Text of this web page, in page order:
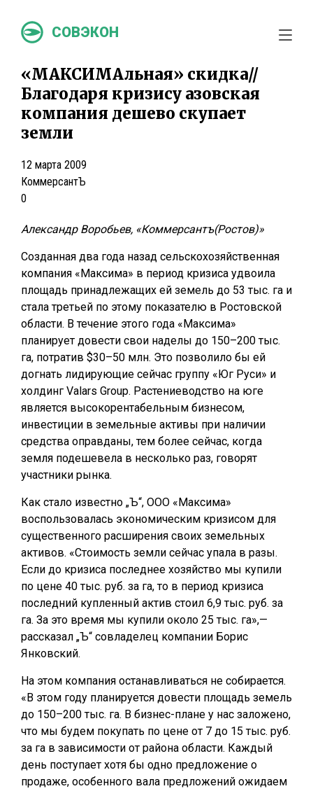
СОВЭКОН
«МАКСИМАльная» скидка//
Благодаря кризису азовская
компания дешево скупает
земли
12 марта 2009
КоммерсантЪ
0
Александр Воробьев, «Коммерсантъ(Ростов)»
Созданная два года назад сельскохозяйственная
компания «Максима» в период кризиса удвоила
площадь принадлежащих ей земель до 53 тыс. га и
стала третьей по этому показателю в Ростовской
области. В течение этого года «Максима»
планирует довести свои наделы до 150–200 тыс.
га, потратив $30–50 млн. Это позволило бы ей
догнать лидирующие сейчас группу «Юг Руси» и
холдинг Valars Group. Растениеводство на юге
является высокорентабельным бизнесом,
инвестиции в земельные активы при наличии
средства оправданы, тем более сейчас, когда
земля подешевела в несколько раз, говорят
участники рынка.
Как стало известно „Ъ“, ООО «Максима»
воспользовалась экономическим кризисом для
существенного расширения своих земельных
активов. «Стоимость земли сейчас упала в разы.
Если до кризиса последнее хозяйство мы купили
по цене 40 тыс. руб. за га, то в период кризиса
последний купленный актив стоил 6,9 тыс. руб. за
га. За это время мы купили около 25 тыс. га»,—
рассказал „Ъ“ совладелец компании Борис
Янковский.
На этом компания останавливаться не собирается.
«В этом году планируется довести площадь земель
до 150–200 тыс. га. В бизнес-плане у нас заложено,
что мы будем покупать по цене от 7 до 15 тыс. руб.
за га в зависимости от района области. Каждый
день поступает хотя бы одно предложение о
продаже, особенного вала предложений ожидаем